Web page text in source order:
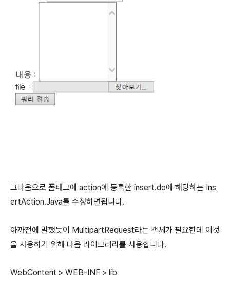
그다음으로 폼태그에 action에 등록한 insert.do에 해당하는 Ins
ertAction.Java를 수정하면됩니다.
아까전에 말했듯이 MultipartRequest라는 객체가 필요한데 이것
을 사용하기 위해 다음 라이브러리를 사용합니다.
WebContent > WEB-INF > lib